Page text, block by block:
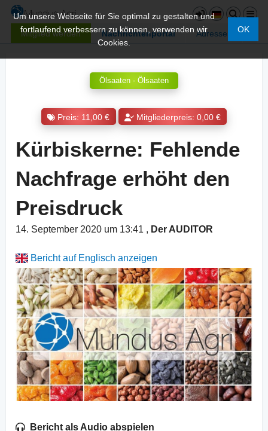
Mitglied werden Nachrichtenportal Adressen
Um unsere Webseite für Sie optimal zu gestalten und
fortlaufend verbessern zu können, verwenden wir
Cookies.
OK
Ölsaaten - Ölsaaten
Preis: 11,00 € Mitgliederpreis: 0,00 €
Kürbiskerne: Fehlende
Nachfrage erhöht den
Preisdruck
14. September 2020 um 13:41 , Der AUDITOR
Bericht auf Englisch anzeigen
Bericht als Audio abspielen